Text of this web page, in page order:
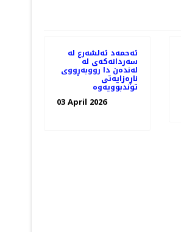
ئەحمەد ئەلشەرع لە
سەردانەکەی لە
لەندەن دا رووبەڕووی
ناڕەزایەتی
توندبوویەوە
03 April 2026